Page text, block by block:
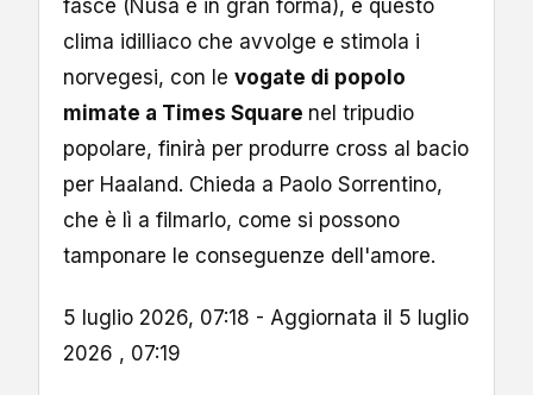
fasce (Nusa è in gran forma), e questo
clima idilliaco che avvolge e stimola i
norvegesi, con le vogate di popolo
mimate a Times Square nel tripudio
popolare, finirà per produrre cross al bacio
per Haaland. Chieda a Paolo Sorrentino,
che è lì a filmarlo, come si possono
tamponare le conseguenze dell'amore.
5 luglio 2026, 07:18 - Aggiornata il 5 luglio
2026 , 07:19